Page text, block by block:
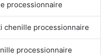
processionnaire
chenille processionnaire
processionnaire